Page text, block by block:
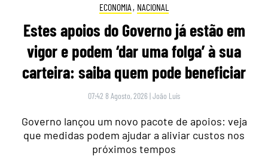
ECONOMIA , NACIONAL
Estes apoios do Governo já estão em
vigor e podem ‘dar uma folga’ à sua
carteira: saiba quem pode beneficiar
07:42 8 Agosto, 2026 |João Luís
Governo lançou um novo pacote de apoios: veja
que medidas podem ajudar a aliviar custos nos
próximos tempos